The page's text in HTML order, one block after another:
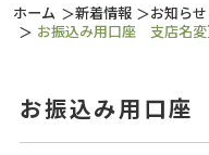
ホーム ＞新着情報 ＞お知らせ
＞ お振込み用口座 支店名変
お振込み用口